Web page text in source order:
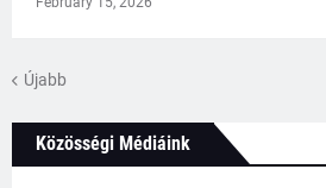
Újabb
Közösségi Médiáink